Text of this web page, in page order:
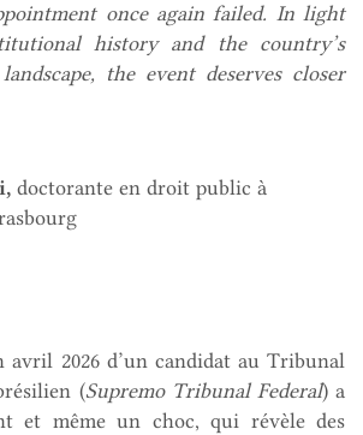
once again failed. In light
history and the country’s
the event deserves closer
doctorante en droit public à
avril 2026 d’un candidat au Tribunal
(Supremo Tribunal Federal) a
et même un choc, qui révèle des